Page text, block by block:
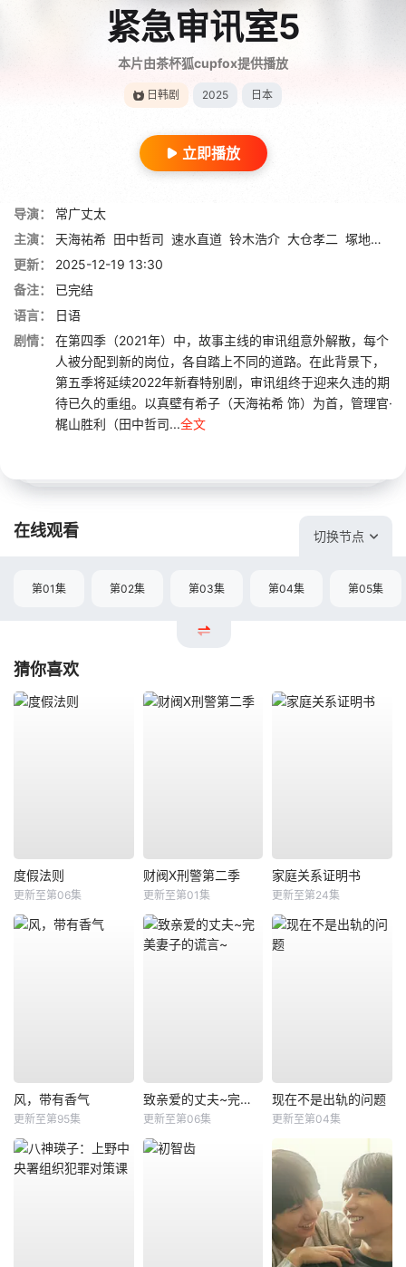
紧急审讯室5
本片由茶杯狐cupfox提供播放
日韩剧 2025 日本
立即播放
导演：
常广丈太
主演：
天海祐希 田中哲司 速水直道 铃木浩介 大仓孝二 塚地武雅
更新：
2025-12-19 13:30
备注：
已完结
语言：
日语
剧情：
在第四季（2021年）中，故事主线的审讯组意外解散，每个
人被分配到新的岗位，各自踏上不同的道路。在此背景下，
第五季将延续2022年新春特别剧，审讯组终于迎来久违的期
待已久的重组。以真壁有希子（天海祐希 饰）为首，管理官·
梶山胜利（田中哲司...全文
在线观看 切换节点
第01集 第02集 第03集 第04集 第05集
猜你喜欢
度假法则
更新至第06集
财阀X刑警第二季
更新至第01集
家庭关系证明书
更新至第24集
风，带有香气
更新至第95集
致亲爱的丈夫~完美妻子的谎言~
更新至第06集
现在不是出轨的问题
更新至第04集